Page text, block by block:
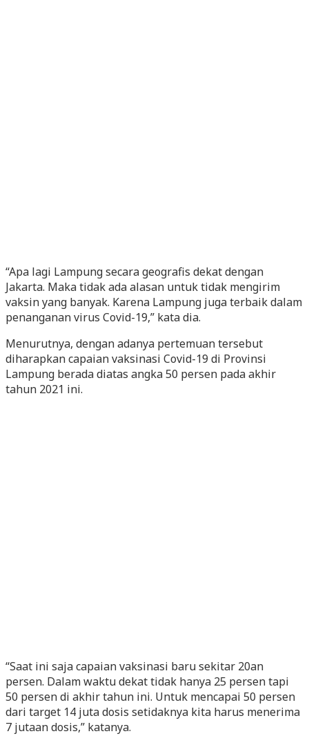
“Apa lagi Lampung secara geografis dekat dengan
Jakarta. Maka tidak ada alasan untuk tidak mengirim
vaksin yang banyak. Karena Lampung juga terbaik dalam
penanganan virus Covid-19,” kata dia.
Menurutnya, dengan adanya pertemuan tersebut
diharapkan capaian vaksinasi Covid-19 di Provinsi
Lampung berada diatas angka 50 persen pada akhir
tahun 2021 ini.
“Saat ini saja capaian vaksinasi baru sekitar 20an
persen. Dalam waktu dekat tidak hanya 25 persen tapi
50 persen di akhir tahun ini. Untuk mencapai 50 persen
dari target 14 juta dosis setidaknya kita harus menerima
7 jutaan dosis,” katanya.